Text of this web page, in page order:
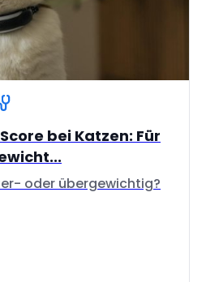
bei Katzen: Für
oder übergewichtig?